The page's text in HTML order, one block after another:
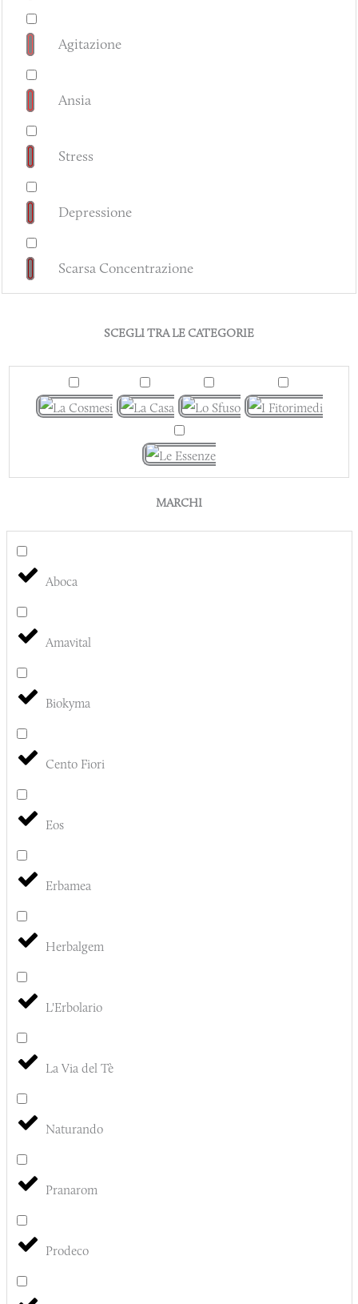
Agitazione
Ansia
Stress
Depressione
Scarsa Concentrazione
SCEGLI TRA LE CATEGORIE
MARCHI
Aboca
Amavital
Biokyma
Cento Fiori
Eos
Erbamea
Herbalgem
L'Erbolario
La Via del Tè
Naturando
Pranarom
Prodeco